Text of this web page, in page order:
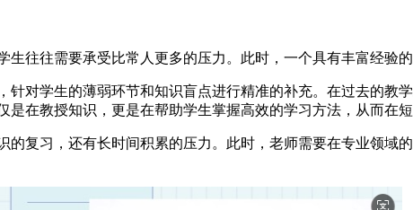
往需要承受比常人更多的压力。此时，一个具有丰富经验的
学生的薄弱环节和知识盲点进行精准的补充。在过去的教
在教授知识，更是在帮助学生掌握高效的学习方法，从而在短
的复习，还有长时间积累的压力。此时，老师需要在专业领域